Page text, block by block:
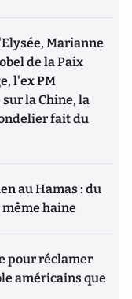
Marianne
de la Paix
l'ex PM
la Chine, la
fait du
au Hamas : du
même haine
pour réclamer
américains que